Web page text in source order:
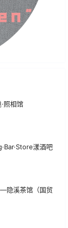
照相馆
漾酒吧
隐溪茶馆（国贸